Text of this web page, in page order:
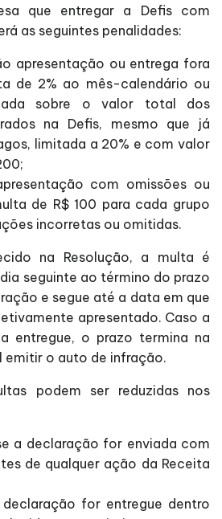
que entregar a Defis com
as seguintes penalidades:
apresentação ou entrega fora
de 2% ao mês-calendário ou
sobre o valor total dos
na Defis, mesmo que já
limitada a 20% e com valor
com omissões ou
de R$ 100 para cada grupo
incorretas ou omitidas.
na Resolução, a multa é
seguinte ao término do prazo
e segue até a data em que
apresentado. Caso a
entregue, o prazo termina na
emitir o auto de infração.
podem ser reduzidas nos
a declaração for enviada com
de qualquer ação da Receita
for entregue dentro